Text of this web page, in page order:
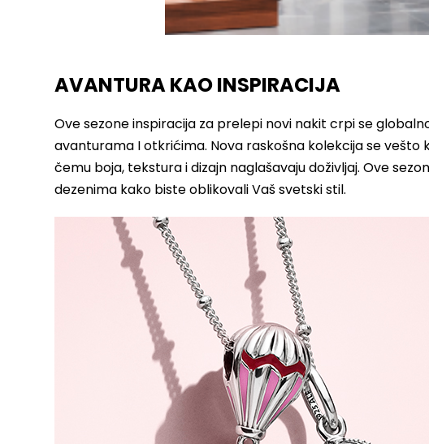
AVANTURA KAO INSPIRACIJA
Ove sezone inspiracija za prelepi novi nakit crpi se
avanturama I otkrićima. Nova raskošna kolekcija se
čemu boja, tekstura i dizajn naglašavaju doživljaj. Ove
dezenima kako biste oblikovali Vaš svetski stil.